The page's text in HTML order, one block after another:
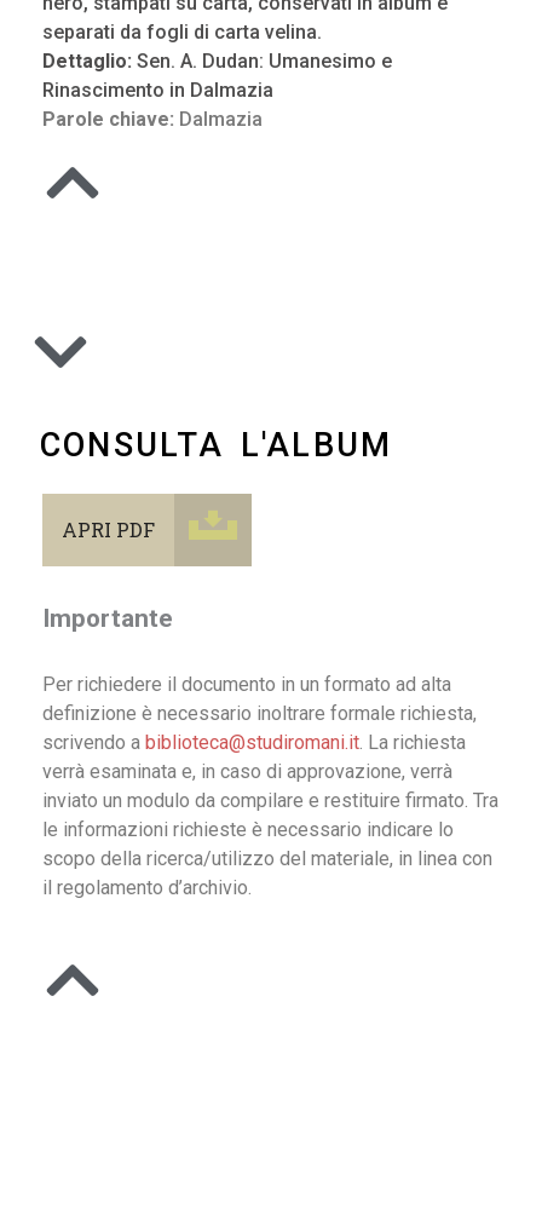
separati da fogli di carta velina.
Dettaglio: Sen. A. Dudan: Umanesimo e
Rinascimento in Dalmazia
Parole chiave: Dalmazia
CONSULTA L'ALBUM
APRI PDF
Importante
Per richiedere il documento in un formato ad alta
definizione è necessario inoltrare formale richiesta,
scrivendo a biblioteca@studiromani.it. La richiesta
verrà esaminata e, in caso di approvazione, verrà
inviato un modulo da compilare e restituire firmato. Tra
le informazioni richieste è necessario indicare lo
scopo della ricerca/utilizzo del materiale, in linea con
il regolamento d’archivio.